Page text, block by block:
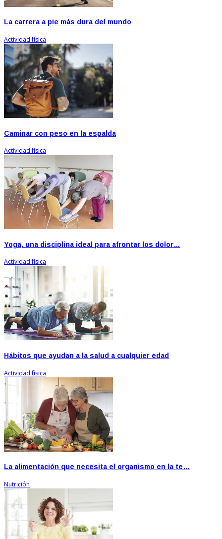
La carrera a pie más dura del mundo
Actividad física
Caminar con peso en la espalda
Actividad física
Yoga, una disciplina ideal para afrontar los dolor…
Actividad física
Hábitos que ayudan a la salud a cualquier edad
Actividad física
La alimentación que necesita el organismo en la te…
Nutrición